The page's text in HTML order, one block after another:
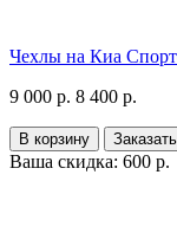
Чехлы на Киа
9 000 р. 8 400 р.
В корзину Заказать
Ваша скидка: 600 р.